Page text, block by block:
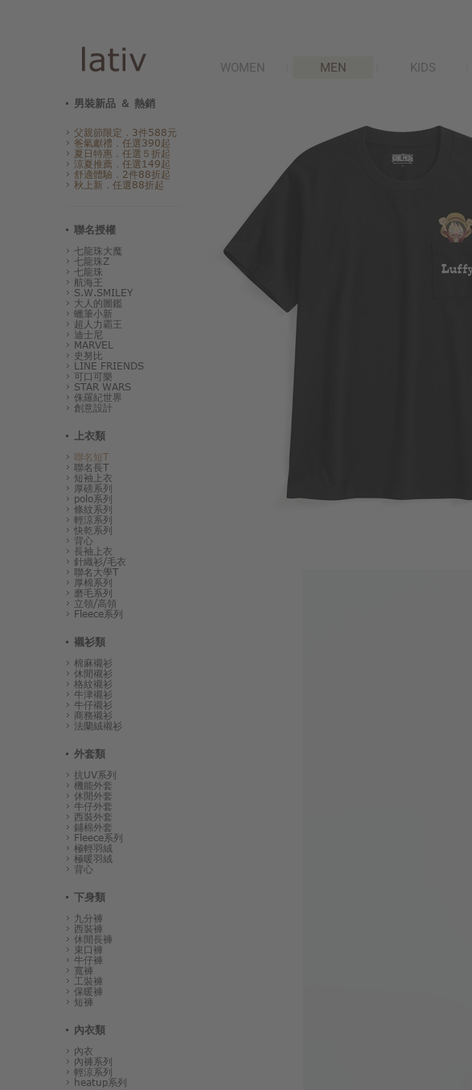
WOMEN MEN KIDS
男裝新品 ＆ 熱銷
父親節限定．3件588元
爸氣獻禮．任選390起
夏日特惠．任選５折起
涼夏推薦．任選149起
舒適體驗．2件88折起
秋上新．任選88折起
聯名授權
七龍珠大魔
七龍珠Z
七龍珠
航海王
S.W.SMILEY
大人的圖鑑
蠟筆小新
超人力霸王
迪士尼
MARVEL
史努比
LINE FRIENDS
可口可樂
STAR WARS
侏羅紀世界
創意設計
上衣類
聯名短T
聯名長T
短袖上衣
厚磅系列
polo系列
條紋系列
輕涼系列
快乾系列
背心
長袖上衣
針織衫/毛衣
聯名大學T
厚棉系列
磨毛系列
立領/高領
Fleece系列
襯衫類
棉麻襯衫
休閒襯衫
格紋襯衫
牛津襯衫
牛仔襯衫
商務襯衫
法蘭絨襯衫
外套類
抗UV系列
機能外套
休閒外套
牛仔外套
西裝外套
鋪棉外套
Fleece系列
極輕羽絨
極暖羽絨
背心
下身類
九分褲
西裝褲
休閒長褲
束口褲
牛仔褲
寬褲
工裝褲
保暖褲
短褲
內衣類
內衣
內褲系列
輕涼系列
heatup系列